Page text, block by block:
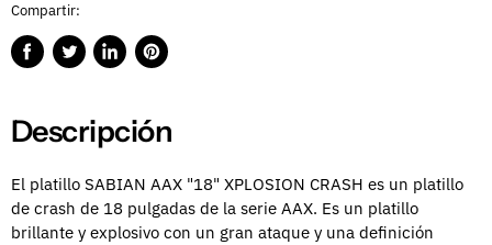
Compartir:
CompartirPublicarCompartirGuardar
Descripción
El platillo SABIAN AAX "18" XPLOSION CRASH es un platillo
de crash de 18 pulgadas de la serie AAX. Es un platillo
brillante y explosivo con un gran ataque y una definición